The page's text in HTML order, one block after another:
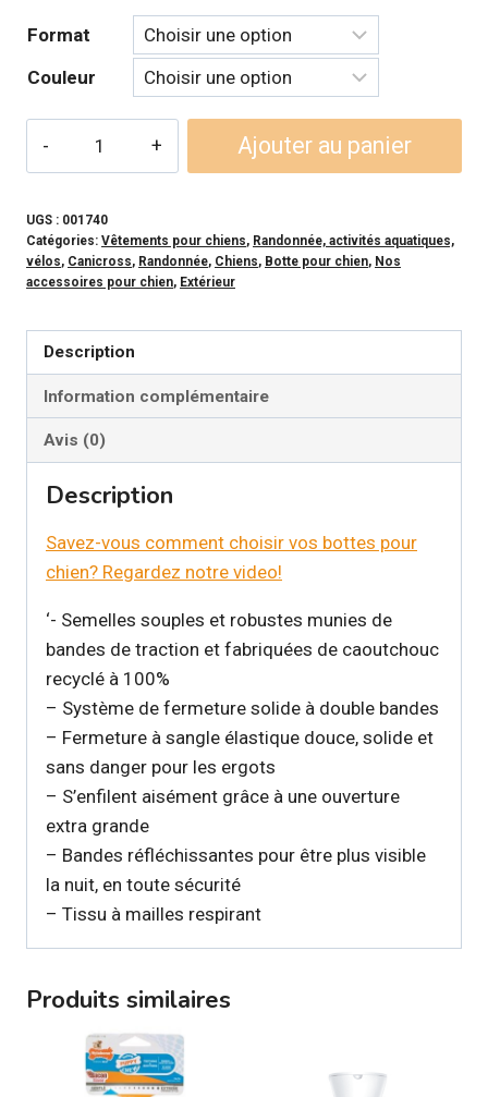
Format
Couleur
-
Bottes
d'été
de
Ajouter au panier
UGS : 001740
Catégories: Vêtements pour chiens, Randonnée, activités aquatiques,
vélos, Canicross, Randonnée, Chiens, Botte pour chien, Nos
accessoires pour chien, Extérieur
Description
Information complémentaire
Avis (0)
Description
Savez-vous comment choisir vos bottes pour
chien? Regardez notre video!
‘- Semelles souples et robustes munies de
bandes de traction et fabriquées de caoutchouc
recyclé à 100%
– Système de fermeture solide à double bandes
– Fermeture à sangle élastique douce, solide et
sans danger pour les ergots
– S’enfilent aisément grâce à une ouverture
extra grande
– Bandes réfléchissantes pour être plus visible
la nuit, en toute sécurité
– Tissu à mailles respirant
Produits similaires